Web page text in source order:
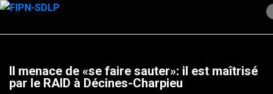
Skip
content
Il menace de «se faire sauter»: il est maîtrisé
par le RAID à Décines-Charpieu